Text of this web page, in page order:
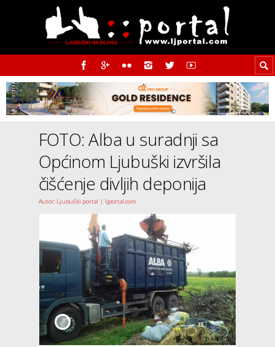
FOTO: Alba u suradnji sa
Općinom Ljubuški izvršila
čišćenje divljih deponija
Autor: Ljubuški portal | ljportal.com